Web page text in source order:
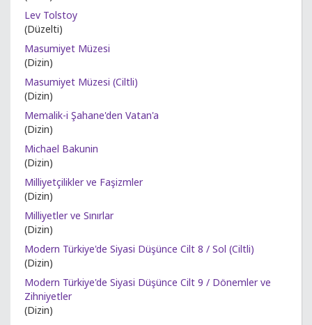
Lev Tolstoy
(Düzelti)
Masumiyet Müzesi
(Dizin)
Masumiyet Müzesi (Ciltli)
(Dizin)
Memalik-i Şahane'den Vatan'a
(Dizin)
Michael Bakunin
(Dizin)
Milliyetçilikler ve Faşizmler
(Dizin)
Milliyetler ve Sınırlar
(Dizin)
Modern Türkiye'de Siyasi Düşünce Cilt 8 / Sol (Ciltli)
(Dizin)
Modern Türkiye'de Siyasi Düşünce Cilt 9 / Dönemler ve
Zihniyetler
(Dizin)